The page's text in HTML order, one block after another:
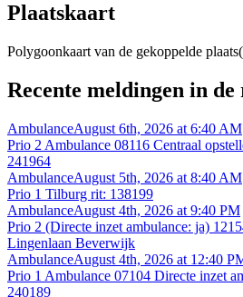
Plaatskaart
Polygoonkaart van de gekoppelde
Recente meldingen in de
AmbulanceAugust 6th, 2026 at 6:40 AM
Prio 2 Ambulance 08116 Centraal
241964
AmbulanceAugust 5th, 2026 at 8:40 AM
Prio 1 Tilburg rit: 138199
AmbulanceAugust 4th, 2026 at 9:40 PM
Prio 2 (Directe inzet ambulance: ja)
Lingenlaan Beverwijk
AmbulanceAugust 4th, 2026 at 12:40
Prio 1 Ambulance 07104 Directe inzet
240189